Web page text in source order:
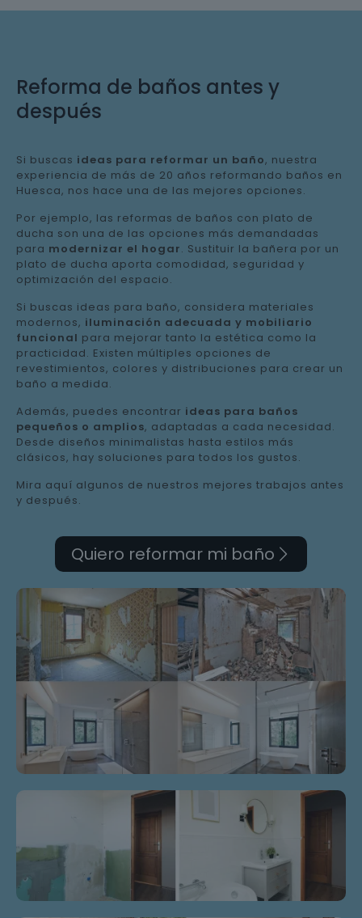
Reforma de baños antes y
después
Si buscas ideas para reformar un baño, nuestra
experiencia de más de 20 años reformando baños en
Huesca, nos hace una de las mejores opciones.
Por ejemplo, las reformas de baños con plato de
ducha son una de las opciones más demandadas
para modernizar el hogar. Sustituir la bañera por un
plato de ducha aporta comodidad, seguridad y
optimización del espacio.
Si buscas ideas para baño, considera materiales
modernos, iluminación adecuada y mobiliario
funcional para mejorar tanto la estética como la
practicidad. Existen múltiples opciones de
revestimientos, colores y distribuciones para crear un
baño a medida.
Además, puedes encontrar ideas para baños
pequeños o amplios, adaptadas a cada necesidad.
Desde diseños minimalistas hasta estilos más
clásicos, hay soluciones para todos los gustos.
Mira aquí algunos de nuestros mejores trabajos antes
y después.
Quiero reformar mi baño